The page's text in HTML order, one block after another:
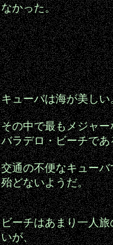
なかった。
キューバは海が美しい
その中で最もメジャ
バラデロ・ビーチであ
交通の不便なキュー
殆どないようだ。
ビーチはあまり一人
いが、